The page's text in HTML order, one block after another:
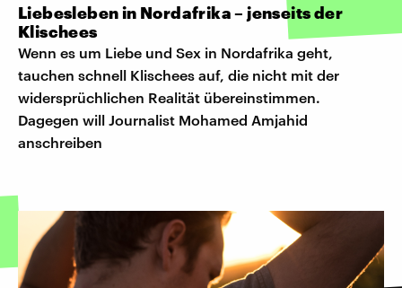
Liebesleben in Nordafrika – jenseits der
Klischees
Wenn es um Liebe und Sex in Nordafrika geht,
tauchen schnell Klischees auf, die nicht mit der
widersprüchlichen Realität übereinstimmen.
Dagegen will Journalist Mohamed Amjahid
anschreiben